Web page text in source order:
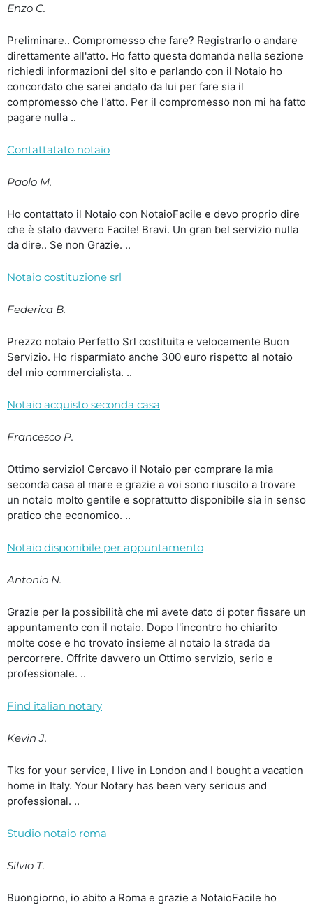
Enzo C.
Preliminare.. Compromesso che fare? Registrarlo o andare
direttamente all'atto. Ho fatto questa domanda nella sezione
richiedi informazioni del sito e parlando con il Notaio ho
concordato che sarei andato da lui per fare sia il
compromesso che l'atto. Per il compromesso non mi ha fatto
pagare nulla ..
Contattatato notaio
Paolo M.
Ho contattato il Notaio con NotaioFacile e devo proprio dire
che è stato davvero Facile! Bravi. Un gran bel servizio nulla
da dire.. Se non Grazie. ..
Notaio costituzione srl
Federica B.
Prezzo notaio Perfetto Srl costituita e velocemente Buon
Servizio. Ho risparmiato anche 300 euro rispetto al notaio
del mio commercialista. ..
Notaio acquisto seconda casa
Francesco P.
Ottimo servizio! Cercavo il Notaio per comprare la mia
seconda casa al mare e grazie a voi sono riuscito a trovare
un notaio molto gentile e soprattutto disponibile sia in senso
pratico che economico. ..
Notaio disponibile per appuntamento
Antonio N.
Grazie per la possibilità che mi avete dato di poter fissare un
appuntamento con il notaio. Dopo l'incontro ho chiarito
molte cose e ho trovato insieme al notaio la strada da
percorrere. Offrite davvero un Ottimo servizio, serio e
professionale. ..
Find italian notary
Kevin J.
Tks for your service, I live in London and I bought a vacation
home in Italy. Your Notary has been very serious and
professional. ..
Studio notaio roma
Silvio T.
Buongiorno, io abito a Roma e grazie a NotaioFacile ho